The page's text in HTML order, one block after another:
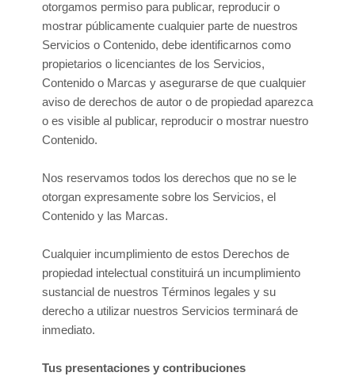
otorgamos permiso para publicar, reproducir o
mostrar públicamente cualquier parte de nuestros
Servicios o Contenido, debe identificarnos como
propietarios o licenciantes de los Servicios,
Contenido o Marcas y asegurarse de que cualquier
aviso de derechos de autor o de propiedad aparezca
o es visible al publicar, reproducir o mostrar nuestro
Contenido.
Nos reservamos todos los derechos que no se le
otorgan expresamente sobre los Servicios, el
Contenido y las Marcas.
Cualquier incumplimiento de estos Derechos de
propiedad intelectual constituirá un incumplimiento
sustancial de nuestros Términos legales y su
derecho a utilizar nuestros Servicios terminará de
inmediato.
Tus presentacionesy contribuciones